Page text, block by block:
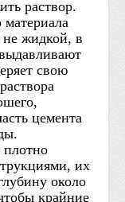
раствор.
жидкой, в
свою
цемента
плотно
их
около
крайние